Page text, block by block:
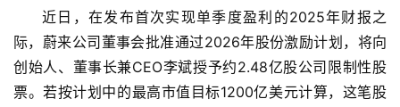
近日，在发布首次实现单季度盈利的2025年财报之
际，蔚来公司董事会批准通过2026年股份激励计划，将向
创始人、董事长兼CEO李斌授予约2.48亿股公司限制性股
票。若按计划中的最高市值目标1200亿美元计算，这笔股